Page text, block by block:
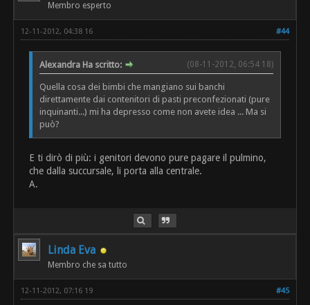
Membro esperto
#44
12-11-2012, 04:38 16
(08-11-2012, 06:54 18)
Alexandra Ha scritto:
Quella cosa dei bimbi che mangiano sui banchi
direttamente dai contenitori di pasti preconfezionati (pure
inquinanti...) mi ha depresso come non avete idea ... Ma si
può?
E ti dirò di più: i genitori devono pure pagare il pulmino,
che dalla succursale, li porta alla centrale.
A.
Linda Eva
Membro che sa tutto
#45
12-11-2012, 07:16 19